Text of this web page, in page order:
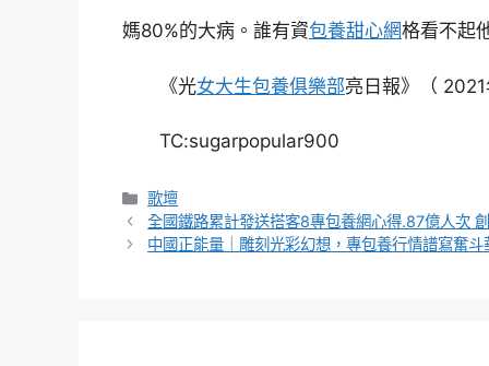
媽80%的大病。誰有資包養甜心網格看不起
《光女大生包養俱樂部亮日報》（
TC:sugarpopular900
分
類
歌壇
全國鐵路累計發送搭客8專包養網心得.87億人次
中國正能量｜雕刻光彩幻想，專包養行情譜寫奮斗